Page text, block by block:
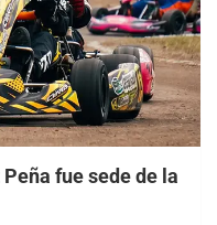
Peña fue sede de la